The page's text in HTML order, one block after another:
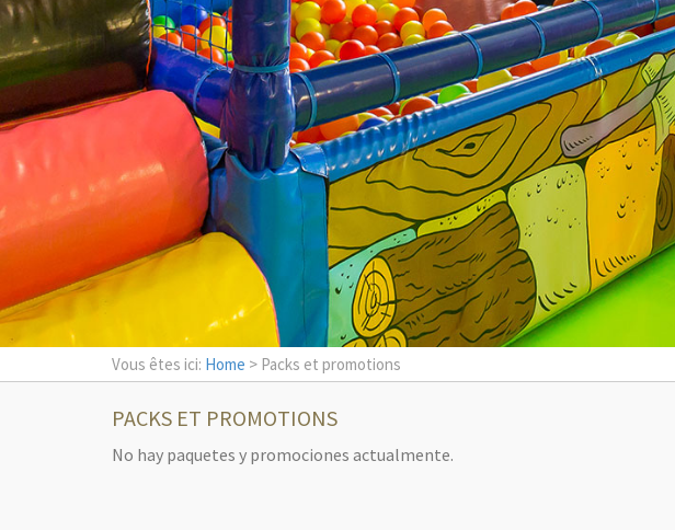
Vous êtes ici: Home > Packs et promotions
PACKS ET PROMOTIONS
No hay paquetes y promociones actualmente.